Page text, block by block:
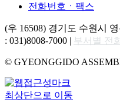
전화번호ㆍ팩스
(우 16508) 경기도 수원시
: 031)8008-7000 | 부서별 전
© GYEONGGIDO
최상단으로 이동